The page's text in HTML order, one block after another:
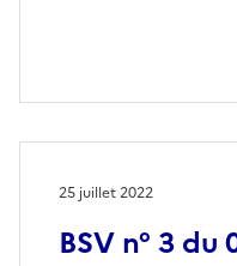
BSV n° 3
25 juillet 2022